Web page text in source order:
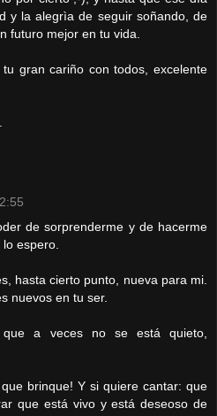
y la alegrìa de seguir soñando, de
futuro mejor en tu vida.
gran cariño con todos, excelente
de sorprenderme y de hacerme
espero.
hasta cierto punto, nueva para mi.
nuevos en tu ser.
que a veces no se está quieto,
brinque! Y si quiere cantar: que
que está vivo y está deseoso de